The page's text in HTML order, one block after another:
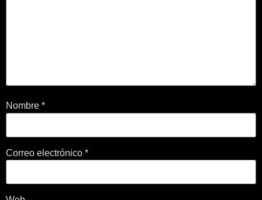
Nombre *
Correo electrónico *